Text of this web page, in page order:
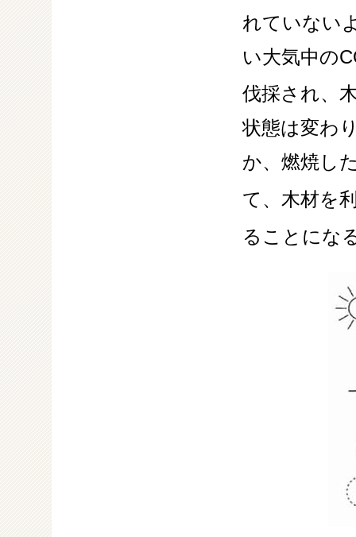
れていない
い大気中の
伐採され、
状態は変わ
か、燃焼し
て、木材を
ることにな